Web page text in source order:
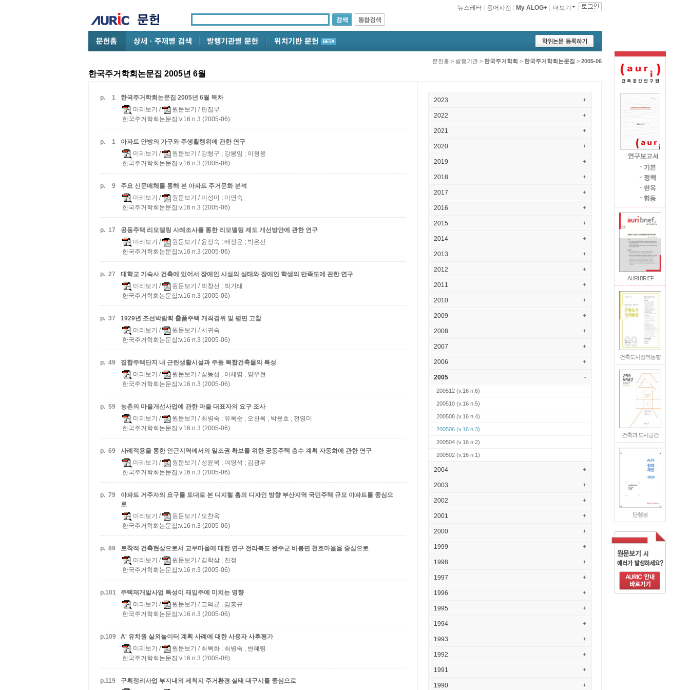
AURI BRIEF
건축도시정책동향
건축과 도시공간
단행본
더보기
My ALOG+
용어사전
뉴스레터
문헌홈 > 발행기관 > 한국주거학회 > 한국주거학회논문집 > 2005-06
한국주거학회논문집 2005년 6월
p. 1
한국주거학회논문집 2005년 6월 목차
미리보기 / 원문보기 / 편집부
한국주거학회논문집:v.16 n.3 (2005-06)
p. 1
아파트 안방의 가구와 주생활행위에 관한 연구
미리보기 / 원문보기 / 강형구 ; 강봉임 ; 이청웅
한국주거학회논문집:v.16 n.3 (2005-06)
p. 9
주요 신문매체를 통해 본 아파트 주거문화 분석
미리보기 / 원문보기 / 이성미 ; 이연숙
한국주거학회논문집:v.16 n.3 (2005-06)
p. 17
공동주택 리모델링 사례조사를 통한 리모델링 제도 개선방안에 관한 연구
미리보기 / 원문보기 / 윤정숙 ; 배정윤 ; 박은선
한국주거학회논문집:v.16 n.3 (2005-06)
p. 27
대학교 기숙사 건축에 있어서 장애인 시설의 실태와 장애인 학생의 만족도에 관한 연구
미리보기 / 원문보기 / 박창선 ; 박기태
한국주거학회논문집:v.16 n.3 (2005-06)
p. 37
1929년 조선박람회 출품주택 개최경위 및 평면 고찰
미리보기 / 원문보기 / 서귀숙
한국주거학회논문집:v.16 n.3 (2005-06)
p. 49
집합주택단지 내 근린생활시설과 주동 복합건축물의 특성
미리보기 / 원문보기 / 심동섭 ; 이세영 ; 양우현
한국주거학회논문집:v.16 n.3 (2005-06)
p. 59
농촌의 마을개선사업에 관한 마을 대표자의 요구 조사
미리보기 / 원문보기 / 최병숙 ; 유옥순 ; 오찬옥 ; 박윤호 ; 전영미
한국주거학회논문집:v.16 n.3 (2005-06)
p. 69
사례적용을 통한 인근지역에서의 일조권 확보를 위한 공동주택 층수 계획 자동화에 관한 연구
미리보기 / 원문보기 / 성윤복 ; 여명석 ; 김광우
한국주거학회논문집:v.16 n.3 (2005-06)
p. 79 아파트 거주자의 요구를 토대로 본 디지털 홈의 디자인 방향 부산지역 국민주택 규모 아파트를 중심으
로
미리보기 / 원문보기 / 오찬옥
한국주거학회논문집:v.16 n.3 (2005-06)
p. 89 토착적 건축현상으로서 교우마을에 대한 연구 전라북도 완주군 비봉면 천호마을을 중심으로
미리보기 / 원문보기 / 김학삼 ; 진정
한국주거학회논문집:v.16 n.3 (2005-06)
p.101
주택재개발사업 특성이 재입주에 미치는 영향
미리보기 / 원문보기 / 고덕균 ; 김홍규
한국주거학회논문집:v.16 n.3 (2005-06)
p.109
A' 유치원 실외놀이터 계획 사례에 대한 사용자 사후평가
미리보기 / 원문보기 / 최목화 ; 최병숙 ; 변혜령
한국주거학회논문집:v.16 n.3 (2005-06)
p.119 구획정리사업 부지내의 제척지 주거환경 실태 대구시를 중심으로
2023 +
2022 +
2021 +
2020 +
2019 +
2018 +
2017 +
2016 +
2015 +
2014 +
2013 +
2012 +
2011 +
2010 +
2009 +
2008 +
2007 +
2006 +
2005 -
200512 (v.16 n.6)
200510 (v.16 n.5)
200508 (v.16 n.4)
200506 (v.16 n.3)
200504 (v.16 n.2)
200502 (v.16 n.1)
2004 +
2003 +
2002 +
2001 +
2000 +
1999 +
1998 +
1997 +
1996 +
1995 +
1994 +
1993 +
1992 +
1991 +
1990 +